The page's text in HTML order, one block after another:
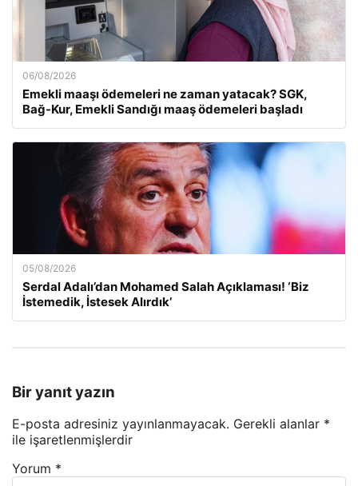
06/08/2026
Emekli maaşı ödemeleri ne zaman yatacak? SGK,
Bağ-Kur, Emekli Sandığı maaş ödemeleri başladı
05/08/2026
Serdal Adalı’dan Mohamed Salah Açıklaması! ‘Biz
İstemedik, İstesek Alırdık’
Bir yanıt yazın
E-posta adresiniz yayınlanmayacak. Gerekli alanlar *
ile işaretlenmişlerdir
Yorum *